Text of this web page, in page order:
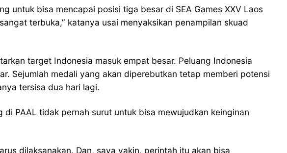
untuk bisa mencapai posisi tiga besar di SEA Games XXV Laos
terbuka,” katanya usai menyaksikan penampilan skuad
target Indonesia masuk empat besar. Peluang Indonesia
Sejumlah medali yang akan diperebutkan tetap memberi potensi
tersisa dua hari lagi.
PAAL tidak pernah surut untuk bisa mewujudkan keinginan
dilaksanakan. Dan, saya yakin, perintah itu akan bisa